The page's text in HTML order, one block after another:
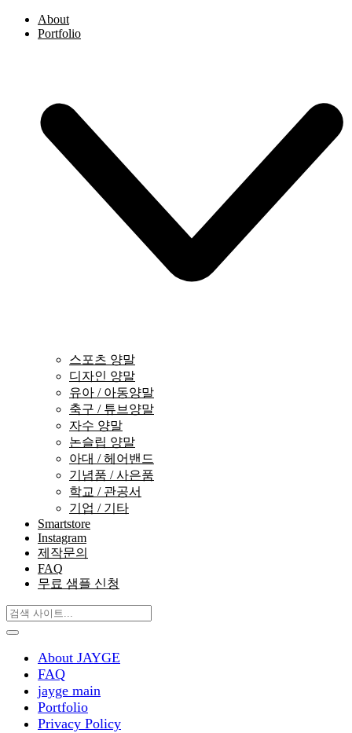
About
Portfolio
스포츠 양말
디자인 양말
유아 / 아동양말
축구 / 튜브양말
자수 양말
논슬립 양말
아대 / 헤어밴드
기념품 / 사은품
학교 / 관공서
기업 / 기타
Smartstore
Instagram
제작문의
FAQ
무료 샘플 신청
About JAYGE
FAQ
jayge main
Portfolio
Privacy Policy